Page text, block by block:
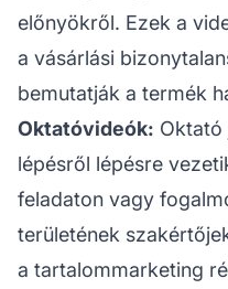
előnyökről. Ezek a
a vásárlási
bemutatják a termék
Oktatóvideók: Oktató
lépésről lépésre
feladaton vagy
területének
a tartalommarketing